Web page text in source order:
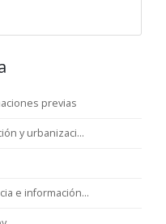
previas
y urbanizaci...
e información...